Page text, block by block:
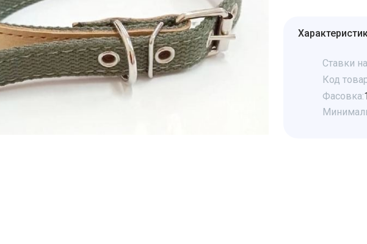
Ставки
Код
Фасовка: